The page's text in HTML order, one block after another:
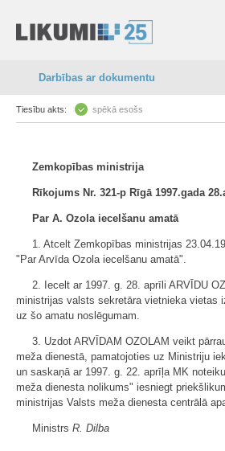
Darbības ar dokumentu
Tiesību akts: spēkā esošs
Zemkopības ministrija
Rīkojums Nr. 321-p Rīgā 1997.gada
Par A. Ozola iecelšanu amatā
1. Atcelt Zemkopības ministrijas
"Par Arvīda Ozola iecelšanu amatā".
2. Iecelt ar 1997. g. 28. aprīli ARVĪDU
ministrijas valsts sekretāra vietnieka vietas
uz šo amatu noslēgumam.
3. Uzdot ARVĪDAM OZOLAM veikt
meža dienestā, pamatojoties uz Ministriju
un saskaņā ar 1997. g. 22. aprīļa MK
meža dienesta nolikums" iesniegt
ministrijas Valsts meža dienesta centrālā
Ministrs R. Dilba